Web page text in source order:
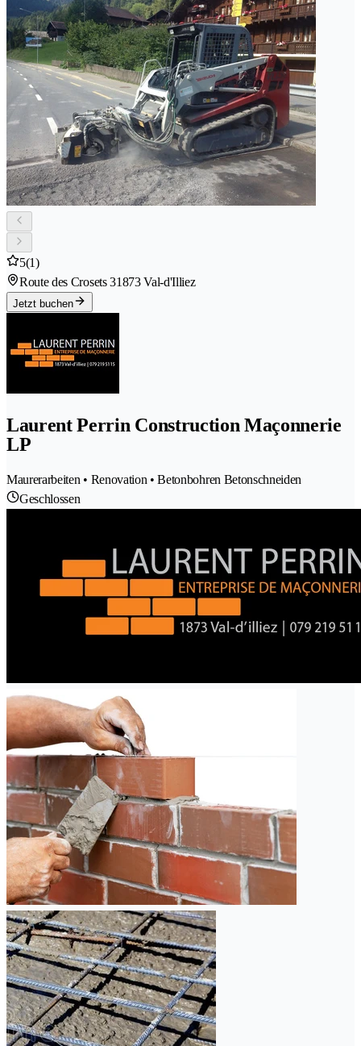
5(1)
Route des Crosets 31873 Val-d'Illiez
Jetzt buchen
Laurent Perrin Construction Maçonnerie
LP
Maurerarbeiten • Renovation • Betonbohren Betonschneiden
Geschlossen